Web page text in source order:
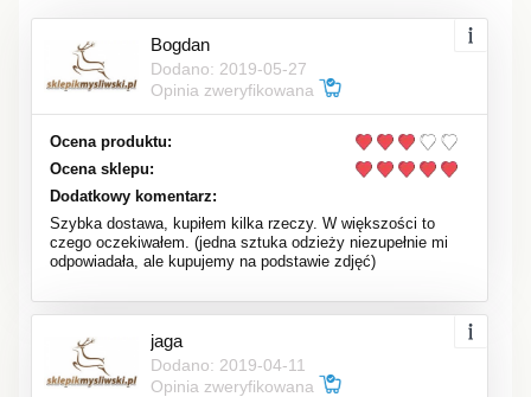
Bogdan
Dodano: 2019-05-27
Opinia zweryfikowana
Ocena produktu:
Ocena sklepu:
Dodatkowy komentarz:
Szybka dostawa, kupiłem kilka rzeczy. W większości to
czego oczekiwałem. (jedna sztuka odzieży niezupełnie mi
odpowiadała, ale kupujemy na podstawie zdjęć)
jaga
Dodano: 2019-04-11
Opinia zweryfikowana